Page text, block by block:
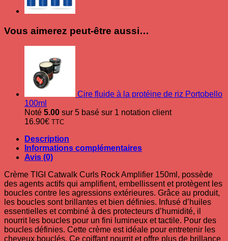
Vous aimerez peut-être aussi…
Cire fluide à la protéine de riz Portobello
100ml
Noté 5.00 sur 5 basé sur 1 notation client
16.90€ TTC
Description
Informations complémentaires
Avis (0)
Crème TIGI Catwalk Curls Rock Amplifier 150ml, possède
des agents actifs qui amplifient, embellissent et protègent les
boucles contre les agressions extérieures. Grâce au produit,
les boucles sont brillantes et bien définies. Infusé d’huiles
essentielles et combiné à des protecteurs d’humidité, il
nourrit les boucles pour un fini lumineux et tactile. Pour des
boucles définies. Cette crème est idéale pour entretenir les
cheveux bouclés. Ce coiffant nourrit et offre plus de brillance